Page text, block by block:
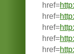
href=
href=
href=
href=
href=